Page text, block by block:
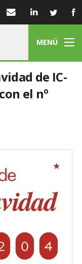
MENÚ
de IC-
el nº